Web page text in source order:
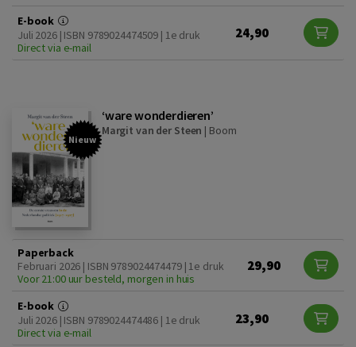
E-book
Juli 2026 | ISBN 9789024474509 | 1e druk
Direct via e-mail
24,90
Nieuw
‘ware wonderdieren’
Margit van der Steen | Boom
Paperback
Februari 2026 | ISBN 9789024474479 | 1e druk
Voor 21:00 uur besteld, morgen in huis
29,90
E-book
Juli 2026 | ISBN 9789024474486 | 1e druk
Direct via e-mail
23,90